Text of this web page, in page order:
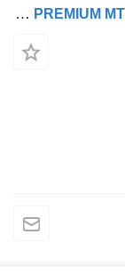
Lorries PREMIUM MT1 239 x 81,7cm 750kg! MOTO TRAILER